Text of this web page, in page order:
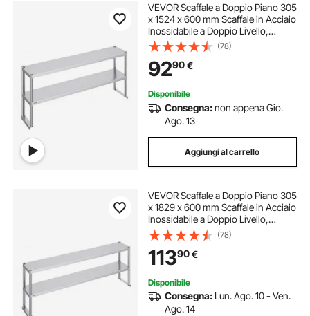
VEVOR Scaffale a Doppio Piano 305
x 1524 x 600 mm Scaffale in Acciaio
Inossidabile a Doppio Livello,
Altezza Regolabile, Tavolo da
Lavoro di Preparazione per Scaffale
per Cucina, Ristorante, Officina
(78)
9290€
Disponibile
Consegna:non appena Gio.
Ago. 13
Aggiungi al carrello
VEVOR Scaffale a Doppio Piano 305
x 1829 x 600 mm Scaffale in Acciaio
Inossidabile a Doppio Livello,
Altezza Regolabile, Tavolo da
Lavoro di Preparazione per Scaffale
per Cucina, Ristorante, Officina
(78)
11390€
Disponibile
Consegna: Lun. Ago. 10 - Ven.
Ago. 14